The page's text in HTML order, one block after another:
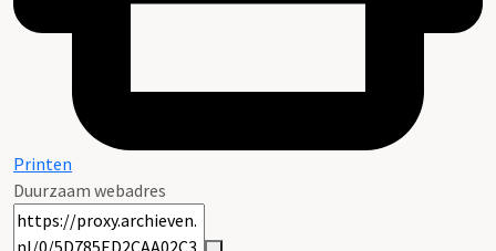
Printen
Duurzaam webadres